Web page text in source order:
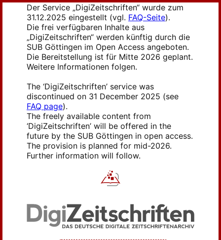
Der Service „DigiZeitschriften“ wurde zum
31.12.2025 eingestellt (vgl. FAQ-Seite).
Die frei verfügbaren Inhalte aus
„DigiZeitschriften“ werden künftig durch die
SUB Göttingen im Open Access angeboten.
Die Bereitstellung ist für Mitte 2026 geplant.
Weitere Informationen folgen.
The ‘DigiZeitschriften’ service was
discontinued on 31 December 2025 (see
FAQ page).
The freely available content from
‘DigiZeitschriften’ will be offered in the
future by the SUB Göttingen in open access.
The provision is planned for mid-2026.
Further information will follow.